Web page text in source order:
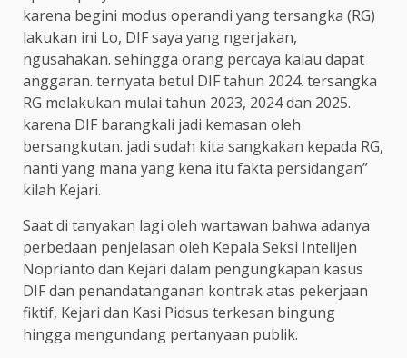
karena begini modus operandi yang tersangka (RG)
lakukan ini Lo, DIF saya yang ngerjakan,
ngusahakan. sehingga orang percaya kalau dapat
anggaran. ternyata betul DIF tahun 2024. tersangka
RG melakukan mulai tahun 2023, 2024 dan 2025.
karena DIF barangkali jadi kemasan oleh
bersangkutan. jadi sudah kita sangkakan kepada RG,
nanti yang mana yang kena itu fakta persidangan”
kilah Kejari.
Saat di tanyakan lagi oleh wartawan bahwa adanya
perbedaan penjelasan oleh Kepala Seksi Intelijen
Noprianto dan Kejari dalam pengungkapan kasus
DIF dan penandatanganan kontrak atas pekerjaan
fiktif, Kejari dan Kasi Pidsus terkesan bingung
hingga mengundang pertanyaan publik.